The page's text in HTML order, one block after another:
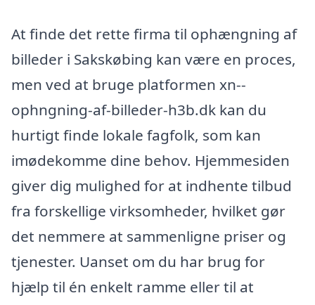
At finde det rette firma til ophængning af
billeder i Sakskøbing kan være en proces,
men ved at bruge platformen xn--
ophngning-af-billeder-h3b.dk kan du
hurtigt finde lokale fagfolk, som kan
imødekomme dine behov. Hjemmesiden
giver dig mulighed for at indhente tilbud
fra forskellige virksomheder, hvilket gør
det nemmere at sammenligne priser og
tjenester. Uanset om du har brug for
hjælp til én enkelt ramme eller til at